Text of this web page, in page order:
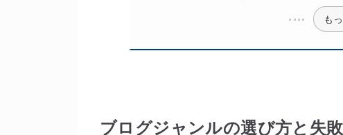
も
ブログジャンルの選び方と失